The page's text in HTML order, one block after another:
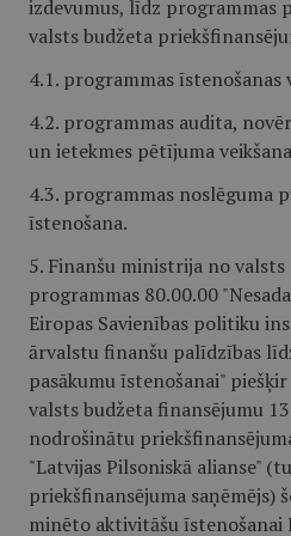
izdevumus, līdz programmas
valsts budžeta
4.1. programmas īstenošanas
4.2. programmas audita,
un ietekmes pētījuma
4.3. programmas noslēguma
īstenošana.
5. Finanšu ministrija no
programmas 80.00.00
Eiropas Savienības politiku
ārvalstu finanšu palīdzības
pasākumu īstenošanai"
valsts budžeta finansējumu
nodrošinātu
"Latvijas Pilsoniskā alianse"
priekšfinansējuma saņēmējs)
minēto aktivitāšu īstenošanai